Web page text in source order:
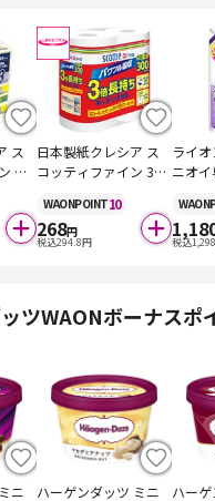
ス
ペ
組)
日本製紙クレシア ス
コッティファイン 3倍
カット 2ロール
WAONPOINT10
268円
税込294.8円
ライ
ニオイ
サイ
WAON
税込1,298
ツWAONボーナスポ
ニ
ハーゲンダッツ ミニ
ハー